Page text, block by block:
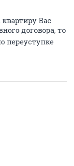
Вас
договора, то
переуступке